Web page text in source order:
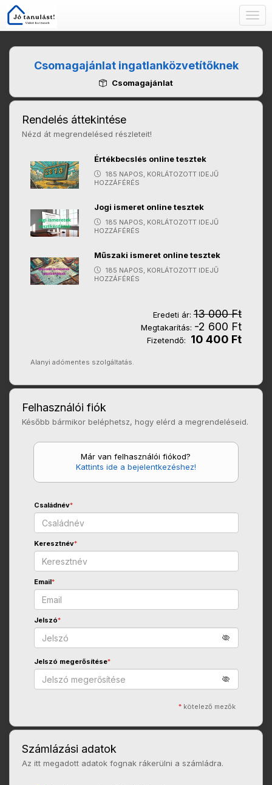
Csomagajánlat ingatlanközvetítőknek
Csomagajánlat
Rendelés áttekintése
Nézd át megrendelésed részleteit!
Értékbecslés online tesztek
185 NAPOS, KORLÁTOZOTT IDEJŰ
HOZZÁFÉRÉS
Jogi ismeret online tesztek
185 NAPOS, KORLÁTOZOTT IDEJŰ
HOZZÁFÉRÉS
Műszaki ismeret online tesztek
185 NAPOS, KORLÁTOZOTT IDEJŰ
HOZZÁFÉRÉS
Eredeti ár:13 000 Ft
Megtakarítás: -2 600 Ft
Fizetendő: 10 400 Ft
Alanyi adómentes szolgáltatás.
Felhasználói fiók
Később bármikor beléphetsz, hogy elérd a megrendeléseid.
Már van felhasználói fiókod?
Kattints ide a bejelentkezéshez!
Családnév*
Keresztnév*
Email*
Jelszó*
Jelszó megerősítése*
* kötelező mezők
Számlázási adatok
Az itt megadott adatok fognak rákerülni a számládra.